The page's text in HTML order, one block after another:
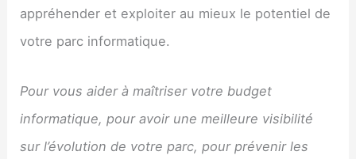
appréhender et exploiter au mieux le potentiel de
votre parc informatique.
Pour vous aider à maîtriser votre budget
informatique, pour avoir une meilleure visibilité
sur l’évolution de votre parc, pour prévenir les